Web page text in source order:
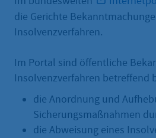
die Gerichte
Insolvenzverfahren.
Im Portal sind öffentliche
Insolvenzverfahren betreffend
die Anordnung und
Sicherungsmaßnahmen
die Abweisung eines